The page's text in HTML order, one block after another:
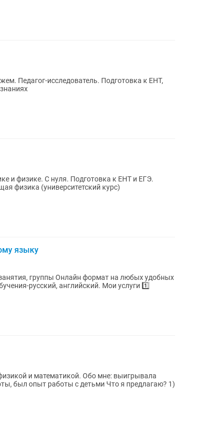
Педагог-исследователь. Подготовка к ЕНТ,
и физике. С нуля. Подготовка к ЕНТ и ЕГЭ.
физика (университетский курс)
языку
Обо мне: выигрывала
с детьми Что я предлагаю? 1)